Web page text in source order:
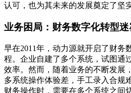
认可，也为其未来的发展奠定了坚
业务困局：财务数字化转型迷
早在2011年，动力源就开启了财务
程。企业自建了多个系统，试图通
效率。然而，随着业务的不断发展
多系统操作体验差，手工录入合规
财务操作时，需要在多个系统之间